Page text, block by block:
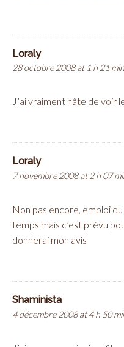
Loraly
28 octobre 2008 at 1 h 21 min
J’ai vraiment hâte de voir
Loraly
7 novembre 2008 at 2 h 07
Non pas encore, emploi
temps mais c’est prévu
donnerai mon avis
Shaminista
4 décembre 2008 at 4 h 50